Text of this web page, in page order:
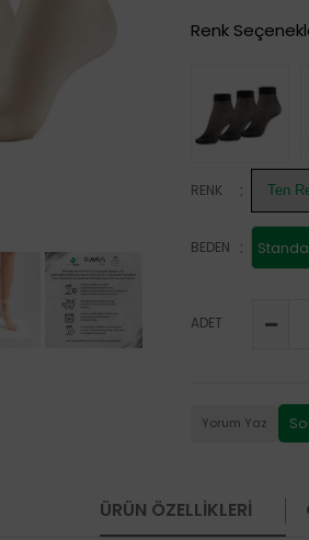
Renk
RENK :
BEDEN :
ADET
Yorum Yaz
ÜRÜN ÖZELLIKLERI